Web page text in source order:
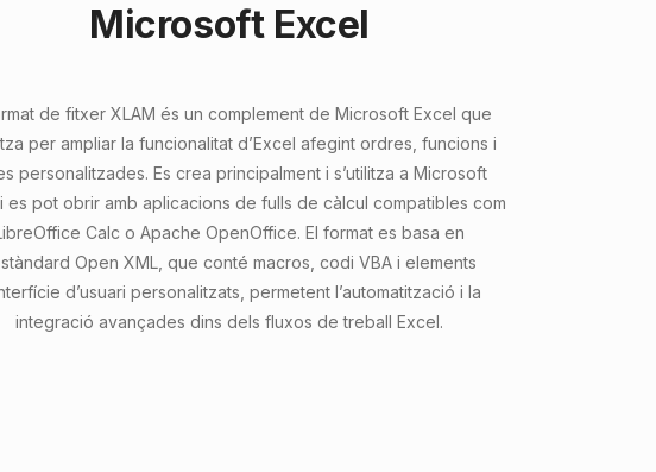
Microsoft Excel
de fitxer XLAM és un complement de Microsoft Excel que
per ampliar la funcionalitat d’Excel afegint ordres, funcions i
personalitzades. Es crea principalment i s’utilitza a Microsoft
es pot obrir amb aplicacions de fulls de càlcul compatibles com
Calc o Apache OpenOffice. El format es basa en
Open XML, que conté macros, codi VBA i elements
d’usuari personalitzats, permetent l’automatització i la
integració avançades dins dels fluxos de treball Excel.